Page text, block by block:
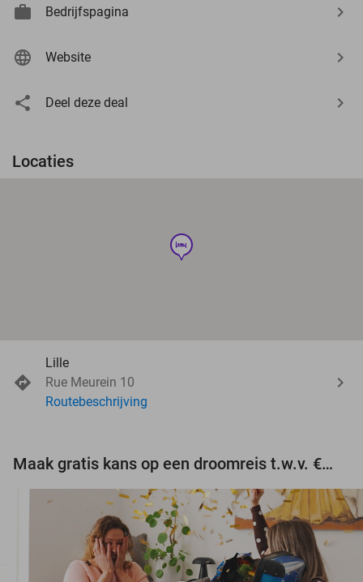
Bedrijfspagina
Website
Deel deze deal
Locaties
hotel
Lille
Rue Meurein 10
Routebeschrijving
Maak gratis kans op een droomreis t.w.v. €3.000!